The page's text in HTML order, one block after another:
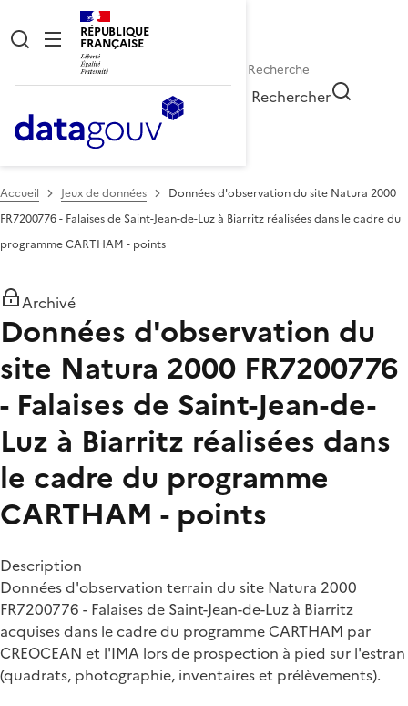
RÉPUBLIQUE
FRANÇAISE
Rechercher
Accueil Jeux de données
Données d'observation du site Natura 2000
FR7200776 - Falaises de Saint-Jean-de-Luz à Biarritz réalisées dans le cadre du
programme CARTHAM - points
Archivé
Données d'observation du
site Natura 2000 FR7200776
- Falaises de Saint-Jean-de-
Luz à Biarritz réalisées dans
le cadre du programme
CARTHAM - points
Description
Données d'observation terrain du site Natura 2000
FR7200776 - Falaises de Saint-Jean-de-Luz à Biarritz
acquises dans le cadre du programme CARTHAM par
CREOCEAN et l'IMA lors de prospection à pied sur l'estran
(quadrats, photographie, inventaires et prélèvements).